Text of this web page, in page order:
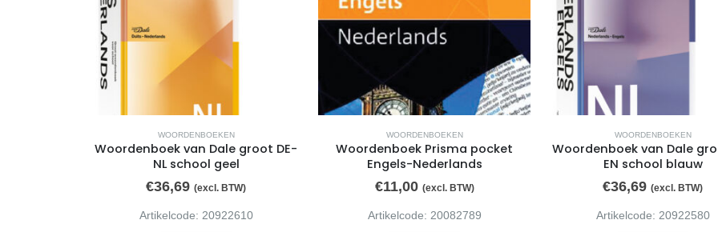
WOORDENBOEKEN
Woordenboek van Dale groot DE-
NL school geel
€36,69 (excl. BTW)
Artikelcode: 20922610
WOORDENBOEKEN
Woordenboek Prisma pocket
Engels-Nederlands
€11,00 (excl. BTW)
Artikelcode: 20082789
WOORDENBOEKEN
Woordenboek van Dale
EN school blauw
€36,69 (excl. BTW)
Artikelcode: 20922580